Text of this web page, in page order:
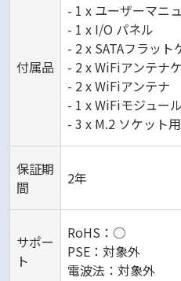
付属品
- 1 x ユーザーマニ
- 1 x I/O パネル
- 2 x SATAフラット
- 2 x WiFiアンテナ
- 2 x WiFiアンテナ
- 1 x WiFiモジュー
- 3 x M.2 ソケット
保証期
間
2年
サポー
ト
RoHS：○
PSE：対象外
電波法：対象外